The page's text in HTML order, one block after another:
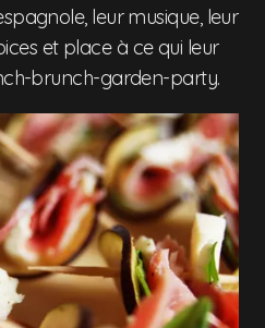
leur musique, leur
et place à ce qui leur
brunch-garden-party.